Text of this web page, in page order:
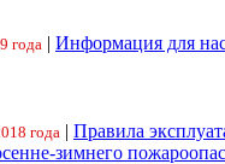
года | Информация для
года | Правила
зимнего